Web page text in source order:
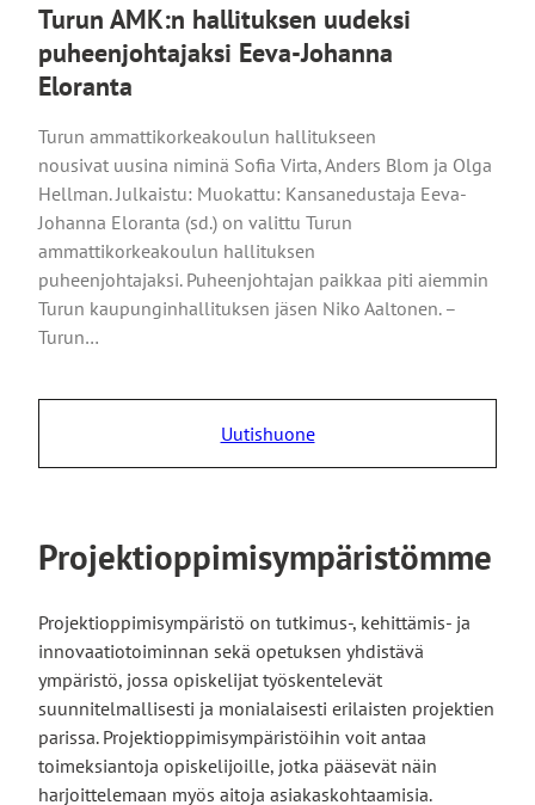
Uutishuone
Turun AMK:n hallituksen uudeksi
puheenjohtajaksi Eeva-Johanna
Eloranta
Turun ammattikorkeakoulun hallitukseen
nousivat uusina niminä Sofia Virta, Anders Blom ja Olga
Hellman. Julkaistu: Muokattu: Kansanedustaja Eeva-
Johanna Eloranta (sd.) on valittu Turun
ammattikorkeakoulun hallituksen
puheenjohtajaksi. Puheenjohtajan paikkaa piti aiemmin
Turun kaupunginhallituksen jäsen Niko Aaltonen. –
Turun…
Projektioppimisympäristömme
Projektioppimisympäristö on tutkimus-, kehittämis- ja
innovaatiotoiminnan sekä opetuksen yhdistävä
ympäristö, jossa opiskelijat työskentelevät
suunnitelmallisesti ja monialaisesti erilaisten projektien
parissa. Projektioppimisympäristöihin voit antaa
toimeksiantoja opiskelijoille, jotka pääsevät näin
harjoittelemaan myös aitoja asiakaskohtaamisia.